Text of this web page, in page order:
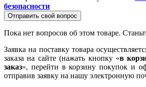
безопасности
Отправить свой вопрос
Пока нет вопросов об этом товаре.
Заявка на поставку товара
заказа на сайте (нажать кнопку «в
заказ», перейти в корзину покупок и
отправив заявку на нашу электронную